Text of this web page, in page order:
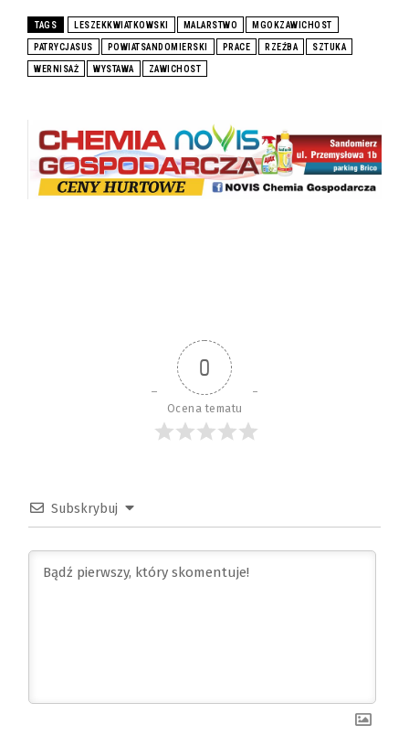
TAGS LESZEKKWIATKOWSKI MALARSTWO MGOKZAWICHOST
PATRYCJASUS POWIATSANDOMIERSKI PRACE RZEŹBA SZTUKA
WERNISAŻ WYSTAWA ZAWICHOST
0
Ocena tematu
Subskrybuj